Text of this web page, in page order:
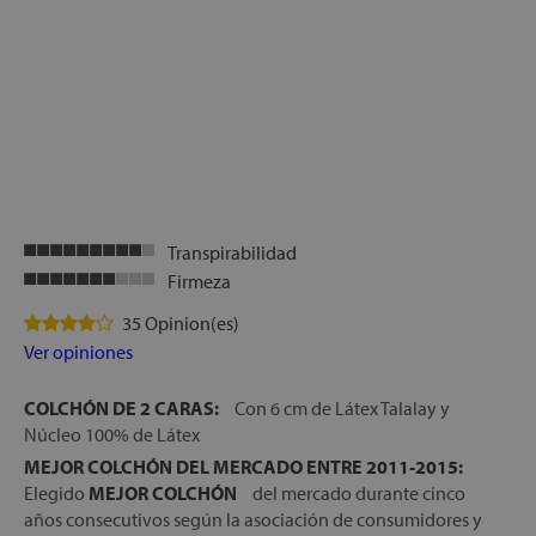
Transpirabilidad
Firmeza
35 Opinion(es)
Ver opiniones
COLCHÓN DE 2 CARAS:
Con 6 cm de Látex Talalay y
Núcleo 100% de Látex
MEJOR COLCHÓN DEL MERCADO ENTRE 2011-2015:
Elegido MEJOR COLCHÓN
del mercado durante cinco
años consecutivos según la asociación de consumidores y